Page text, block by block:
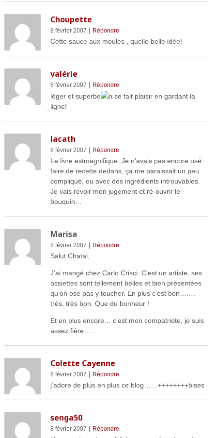
Choupette
8 février 2007 | Répondre
Cette sauce aux moules , quelle belle idée!
valérie
8 février 2007 | Répondre
léger et superbe
n se fait plaisir en gardant la
ligne!
lacath
8 février 2007 | Répondre
Le livre estmagnifique. Je n’avais pas encore osé
faire de recette dedans, ça me paraissait un peu
compliqué, ou avec des ingrédients introuvables.
Je vais revoir mon jugement et ré-ouvrir le
bouquin…
Marisa
8 février 2007 | Répondre
Salut Chatal,
J’ai mangé chez Carlo Crisci. C’est un artiste, ses
assiettes sont tellement belles et bien présentées
qu’on ose pas y toucher. En plus c’est bon…….
très, très bon. Que du bonheur !
Et en plus encore… c’est mon compatriote, je suis
assez fière…..
Colette Cayenne
8 février 2007 | Répondre
j’adore de plus en plus ce blog……++++++++bises
senga50
8 février 2007 | Répondre